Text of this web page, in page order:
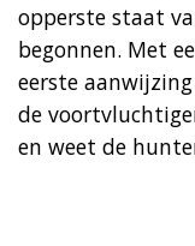
opperste staat
begonnen. Met
eerste
de
en weet de